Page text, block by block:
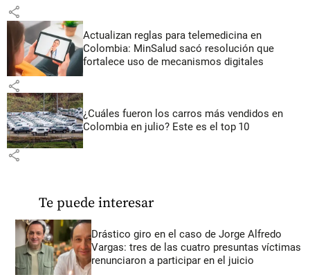
share
Actualizan reglas para telemedicina en
Colombia: MinSalud sacó resolución que
fortalece uso de mecanismos digitales
share
¿Cuáles fueron los carros más vendidos en
Colombia en julio? Este es el top 10
share
Te puede interesar
Drástico giro en el caso de Jorge Alfredo
Vargas: tres de las cuatro presuntas víctimas
renunciaron a participar en el juicio